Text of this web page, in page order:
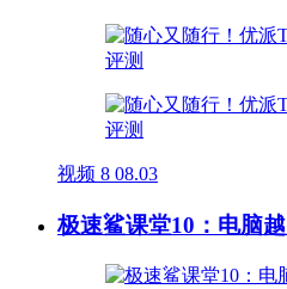
视频 8 08.03
极速鲨课堂10：电脑